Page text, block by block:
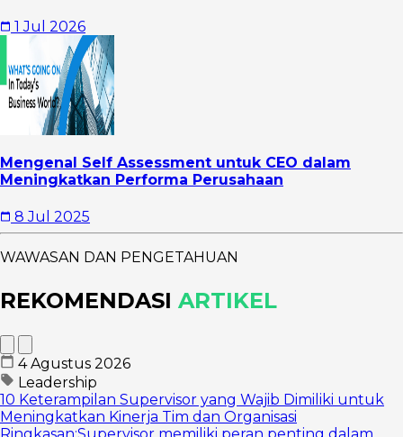
1 Jul 2026
Mengenal Self Assessment untuk CEO dalam
Meningkatkan Performa Perusahaan
8 Jul 2025
WAWASAN DAN PENGETAHUAN
REKOMENDASI ARTIKEL
4 Agustus 2026
Leadership
10 Keterampilan Supervisor yang Wajib Dimiliki untuk
Meningkatkan Kinerja Tim dan Organisasi
Ringkasan:Supervisor memiliki peran penting dalam